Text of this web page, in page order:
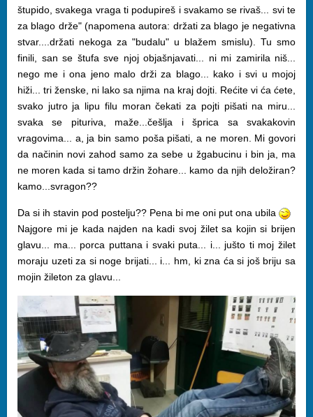
štupido, svakega vraga ti podupireš i svakamo se rivaš... svi te
za blago drže" (napomena autora: držati za blago je negativna
stvar....držati nekoga za "budalu" u blažem smislu). Tu smo
finili, san se štufa sve njoj objašnjavati... ni mi zamirila niš...
nego me i ona jeno malo drži za blago... kako i svi u mojoj
hiži... tri ženske, ni lako sa njima na kraj dojti. Rećite vi ća ćete,
svako jutro ja lipu filu moran čekati za pojti pišati na miru...
svaka se pituriva, maže...češlja i šprica sa svakakovin
vragovima... a, ja bin samo poša pišati, a ne moren. Mi govori
da načinin novi zahod samo za sebe u žgabucinu i bin ja, ma
ne moren kada si tamo držin žohare... kamo da njih deložiran?
kamo...svragon??
Da si ih stavin pod postelju?? Pena bi me oni put ona ubila
Najgore mi je kada najden na kadi svoj žilet sa kojin si brijen
glavu... ma... porca puttana i svaki puta... i... jušto ti moj žilet
moraju uzeti za si noge brijati... i... hm, ki zna ća si još briju sa
mojin žileton za glavu...